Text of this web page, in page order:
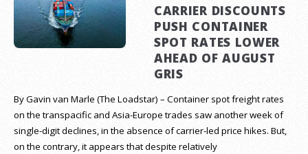
CARRIER DISCOUNTS
PUSH CONTAINER
SPOT RATES LOWER
AHEAD OF AUGUST
GRIS
By Gavin van Marle (The Loadstar) – Container spot freight rates
on the transpacific and Asia-Europe trades saw another week of
single-digit declines, in the absence of carrier-led price hikes. But,
on the contrary, it appears that despite relatively